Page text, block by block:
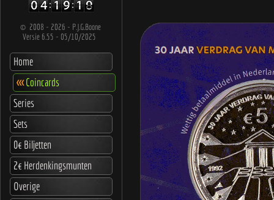
© 2008 - 2026 - P.J.G.Boone
Versie 6.55 - 05/10/2025
Home
<<<Coincards
Series
Sets
0€ Biljetten
2€ Herdenkingsmunten
Overige